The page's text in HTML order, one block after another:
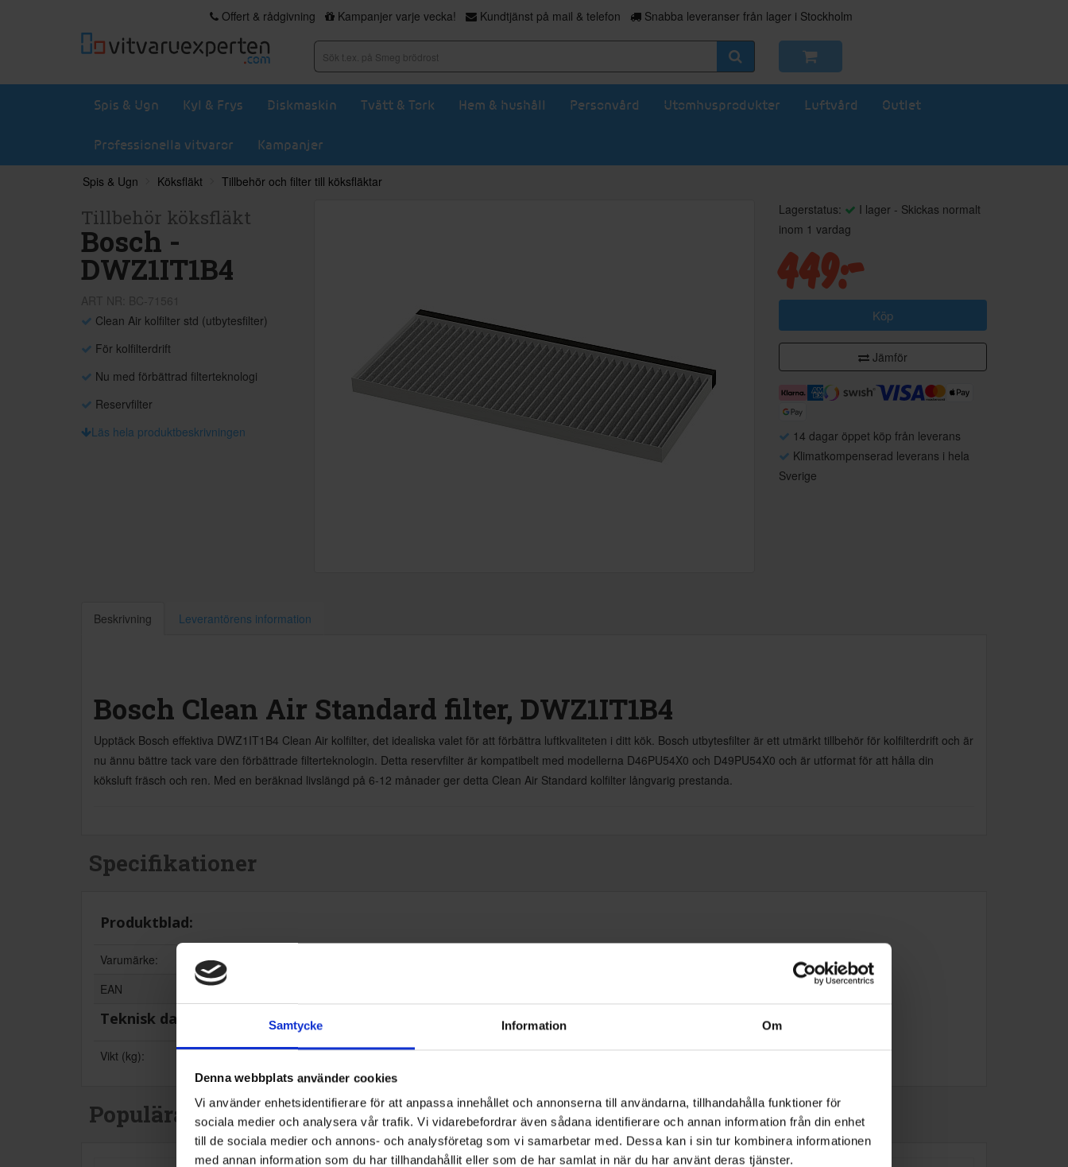
Samtycke Information Om
Denna webbplats använder cookies
Vi använder enhetsidentifierare för att anpassa innehållet och annonserna till användarna, tillhandahålla funktioner för
sociala medier och analysera vår trafik. Vi vidarebefordrar även sådana identifierare och annan information från din enhet
till de sociala medier och annons- och analysföretag som vi samarbetar med. Dessa kan i sin tur kombinera informationen
med annan information som du har tillhandahållit eller som de har samlat in när du har använt deras tjänster.
Offert & rådgivning Kampanjer varje vecka! Kundtjänst på mail & telefon Snabba leveranser från lager i Stockholm
Spis & Ugn Kyl & Frys Diskmaskin Tvätt & Tork Hem & hushåll Personvård Utomhusprodukter Luftvård Outlet
Professionella vitvaror Kampanjer
Spis & Ugn Köksfläkt Tillbehör och filter till köksfläktar
Tillbehör köksfläkt
Bosch -
DWZ1IT1B4
Clean Air kolfilter std (utbytesfilter)
För kolfilterdrift
Nu med förbättrad filterteknologi
Reservfilter
Läs hela produktbeskrivningen
Lagerstatus:
I lager - Skickas normalt
inom 1 vardag
449:-
Köp
Jämför
14 dagar öppet köp från leverans
Klimatkompenserad leverans i hela
Sverige
Beskrivning Leverantörens information
Bosch Clean Air Standard filter, DWZ1IT1B4
Upptäck Bosch effektiva DWZ1IT1B4 Clean Air kolfilter, det idealiska valet för att förbättra luftkvaliteten i ditt kök. Bosch utbytesfilter är ett utmärkt tillbehör för kolfilterdrift och är
nu ännu bättre tack vare den förbättrade filterteknologin. Detta reservfilter är kompatibelt med modellerna D46PU54X0 och D49PU54X0 och är utformat för att hålla din
köksluft fräsch och ren. Med en beräknad livslängd på 6-12 månader ger detta Clean Air Standard kolfilter långvarig prestanda.
Specifikationer
Produktblad:
Varumärke:
EAN
Teknisk data
Vikt (kg):
Populära produkter i denna kategori